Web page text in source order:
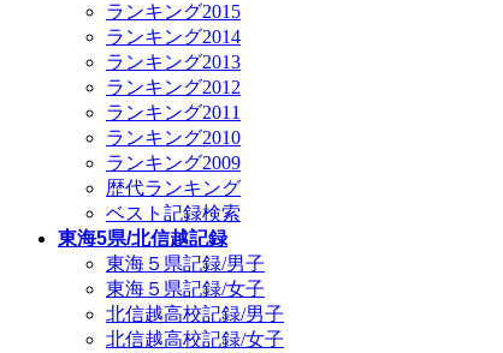
ランキング2015
ランキング2014
ランキング2013
ランキング2012
ランキング2011
ランキング2010
ランキング2009
歴代ランキング
ベスト記録検索
東海5県/北信越記録
東海５県記録/男子
東海５県記録/女子
北信越高校記録/男子
北信越高校記録/女子